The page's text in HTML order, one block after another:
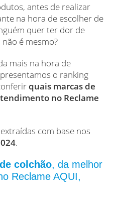
antes de realizar
na hora de escolher de
quer ter dor de
é mesmo?
mais na hora de
o ranking
quais marcas de
no Reclame
com base nos
.
colchão, da melhor
Reclame AQUI,